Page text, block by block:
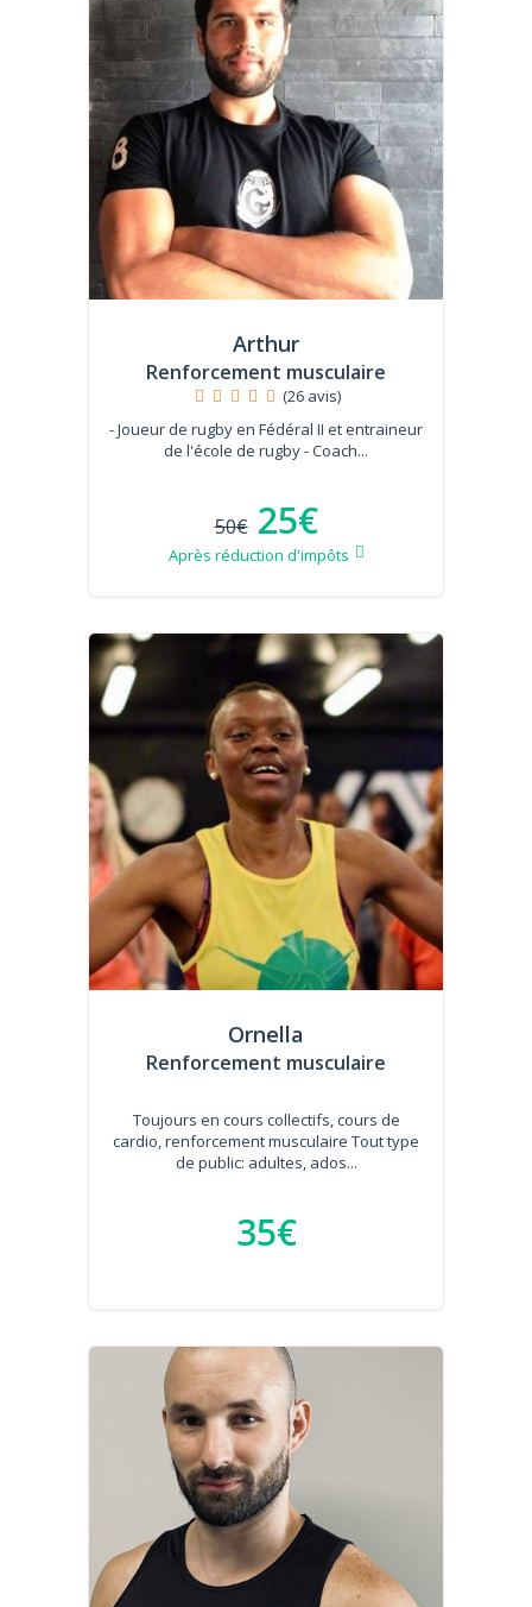
Arthur
Renforcement musculaire
(26 avis)
- Joueur de rugby en Fédéral II et entraineur
de l'école de rugby - Coach...
50€ 25€
Après réduction d'impôts
Ornella
Renforcement musculaire
Toujours en cours collectifs, cours de
cardio, renforcement musculaire Tout type
de public: adultes, ados...
35€